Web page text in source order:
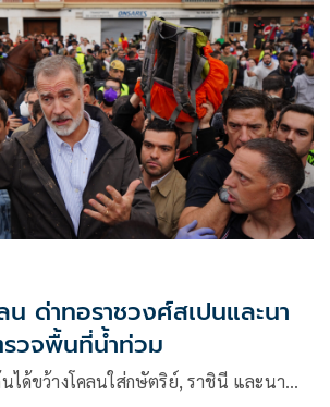
ด่าทอราชวงศ์สเปนและนา
วจพื้นที่น้ำท่วม
ได้ขว้างโคลนใส่กษัตริย์, ราชินี และนา…